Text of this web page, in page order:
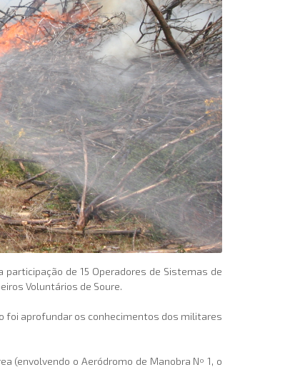
participação de 15 Operadores de Sistemas de
Voluntários de Soure.
foi aprofundar os conhecimentos dos militares
(envolvendo o Aeródromo de Manobra Nº 1, o